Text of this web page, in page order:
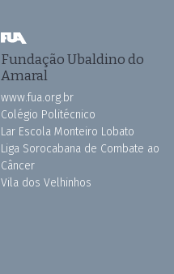
Fundação Ubaldino do
Amaral
www.fua.org.br
Colégio Politécnico
Lar Escola Monteiro Lobato
Liga Sorocabana de Combate ao
Câncer
Vila dos Velhinhos